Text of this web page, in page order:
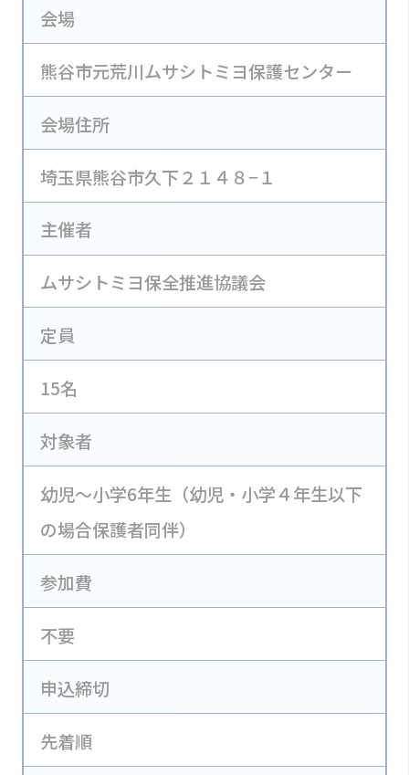
会場
熊谷市元荒川ムサシトミヨ保護センター
会場住所
埼玉県熊谷市久下２１４８−１
主催者
ムサシトミヨ保全推進協議会
定員
15名
対象者
幼児～小学6年生（幼児・小学４年生以下
の場合保護者同伴）
参加費
不要
申込締切
先着順